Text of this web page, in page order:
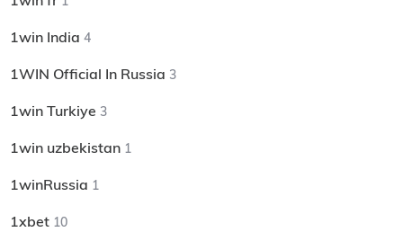
1win India 4
1WIN Official In Russia 3
1win Turkiye 3
1win uzbekistan 1
1winRussia 1
1xbet 10